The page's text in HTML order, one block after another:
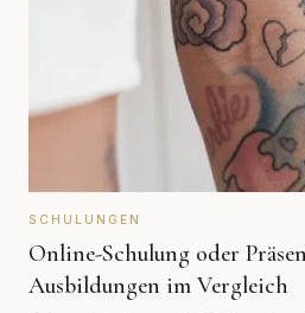
SCHULUNGEN
Online-Schulung oder
Ausbildungen im Vergleich